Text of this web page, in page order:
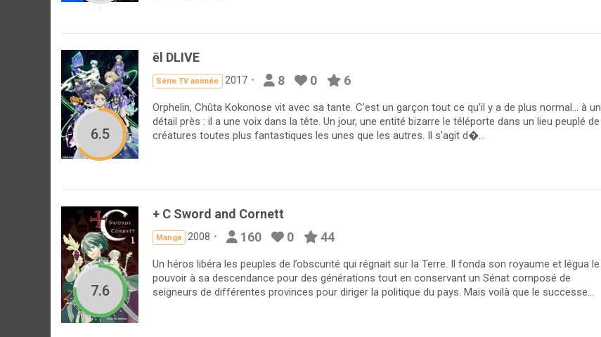
6.5
ēl DLIVE
Série TV animée 2017 8 0 6
Orphelin, Chûta Kokonose vit avec sa tante. C’est un garçon tout ce qu’il y a de plus normal... à un
détail près : il a une voix dans la tête. Un jour, une entité bizarre le téléporte dans un lieu peuplé de
créatures toutes plus fantastiques les unes que les autres. Il s’agit d�...
7.6
+ C Sword and Cornett
Manga 2008 160 0 44
Un héros libéra les peuples de l’obscurité qui régnait sur la Terre. Il fonda son royaume et légua le
pouvoir à sa descendance pour des générations tout en conservant un Sénat composé de
seigneurs de différentes provinces pour diriger la politique du pays. Mais voilà que le successe...